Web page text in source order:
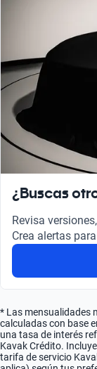
¿Buscas
Revisa
Crea alertas
* Las mensualidades
calculadas con base
una tasa de interés
Kavak Crédito.
tarifa de servicio